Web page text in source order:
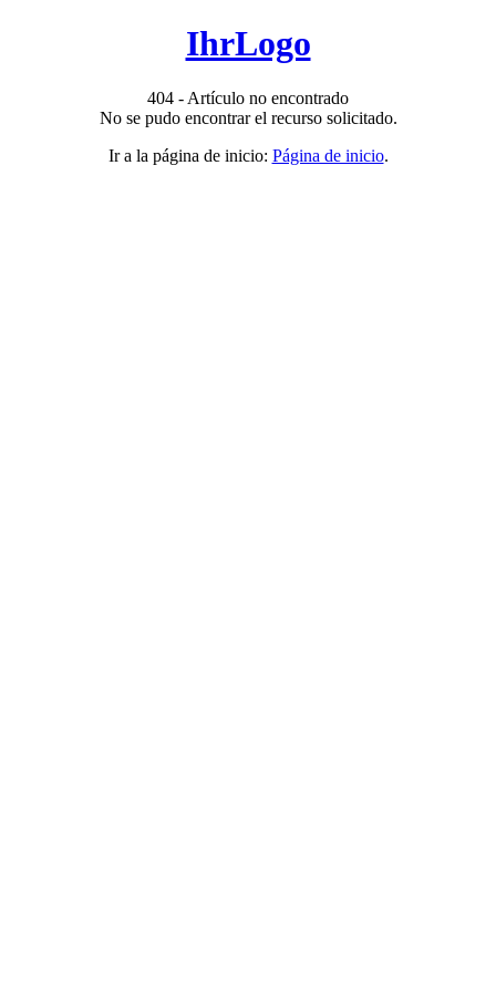
IhrLogo
404 - Artículo no encontrado
No se pudo encontrar el recurso solicitado.
Ir a la página de inicio: Página de inicio.